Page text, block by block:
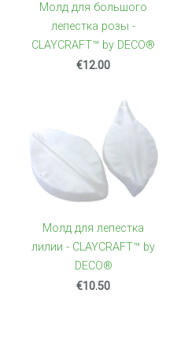
Mолд для большого
лепестка розы -
CLAYCRAFT™ by DECO®
€12.00
Mолд для лепестка
лилии - CLAYCRAFT™ by
DECO®
€10.50